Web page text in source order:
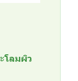
โลมผิว